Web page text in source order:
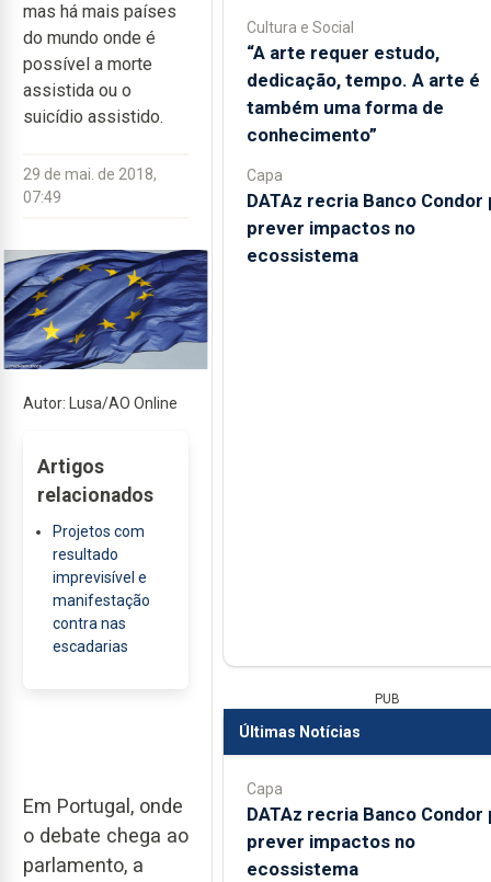
mas há mais países
do mundo onde é
possível a morte
assistida ou o
suicídio assistido.
29 de mai. de 2018,
07:49
Autor: Lusa/AO Online
Artigos
relacionados
Projetos com
resultado
imprevisível e
manifestação
contra nas
escadarias
Em Portugal, onde
o debate chega ao
parlamento, a
Cultura e Social
“A arte requer estudo,
dedicação, tempo. A arte é
também uma forma de
conhecimento”
Capa
DATAz recria Banco Condor
prever impactos no
ecossistema
PUB
Últimas Notícias
Capa
DATAz recria Banco Condor
prever impactos no
ecossistema